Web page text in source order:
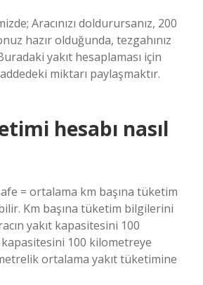
Aracınızı doldurursanız, 200
hazır olduğunda, tezgahınız
yakıt hesaplaması için
miktarı paylaşmaktır.
hesabı nasıl
= ortalama km başına tüketim
Km başına tüketim bilgilerini
yakıt kapasitesini 100
100 kilometreye
ortalama yakıt tüketimine